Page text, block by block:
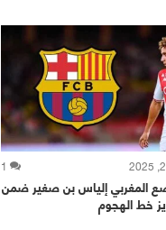
1
المغربي إلياس بن صغير ضمن
خط الهجوم